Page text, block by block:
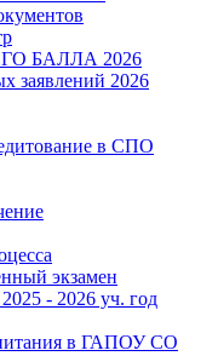
БАЛЛА 2026
заявлений 2026
в СПО
экзамен
- 2026 уч. год
в ГАПОУ СО